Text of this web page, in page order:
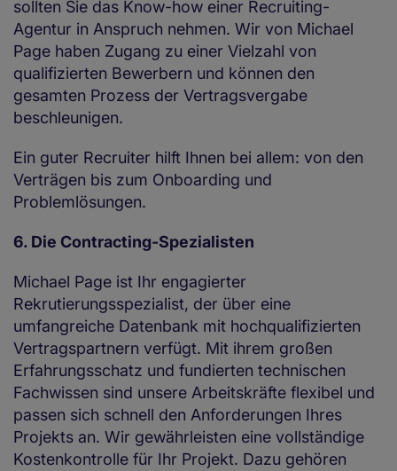
sollten Sie das Know-how einer Recruiting-
Agentur in Anspruch nehmen. Wir von Michael
Page haben Zugang zu einer Vielzahl von
qualifizierten Bewerbern und können den
gesamten Prozess der Vertragsvergabe
beschleunigen.
Ein guter Recruiter hilft Ihnen bei allem: von den
Verträgen bis zum Onboarding und
Problemlösungen.
6. Die Contracting-Spezialisten
Michael Page ist Ihr engagierter
Rekrutierungsspezialist, der über eine
umfangreiche Datenbank mit hochqualifizierten
Vertragspartnern verfügt. Mit ihrem großen
Erfahrungsschatz und fundierten technischen
Fachwissen sind unsere Arbeitskräfte flexibel und
passen sich schnell den Anforderungen Ihres
Projekts an. Wir gewährleisten eine vollständige
Kostenkontrolle für Ihr Projekt. Dazu gehören